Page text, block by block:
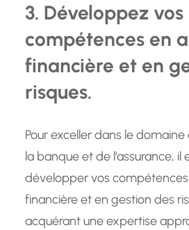
3. Développez vos
compétences en
financière et en
risques.
Pour exceller dans le
la banque et de l’assurance, il
développer vos
financière et en gestion des
acquérant une expertise